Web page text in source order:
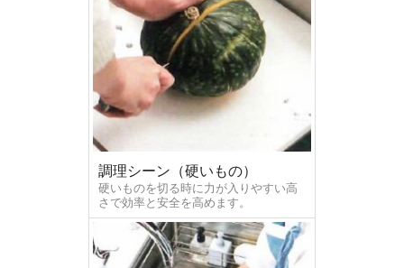
調理シーン（硬いもの）
硬いものを切る時に力が入りやすい高
さで効率と安全を高めます。